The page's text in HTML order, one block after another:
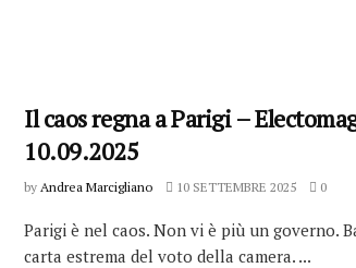
Il caos regna a Parigi –
10.09.2025
by Andrea Marcigliano 10 SETTEMBRE 2025 0
Parigi è nel caos. Non vi è più un governo.
carta estrema del voto della camera. ...